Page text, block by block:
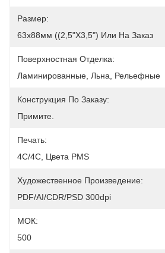
Размер:
63х88мм ((2,5"х3,5") Или На Заказ
Поверхностная Отделка:
Ламинированные, Льна, Рельефные
Конструкция По Заказу:
Примите.
Печать:
4C/4C, Цвета PMS
Художественное Произведение:
PDF/AI/CDR/PSD 300dpi
МОК:
500